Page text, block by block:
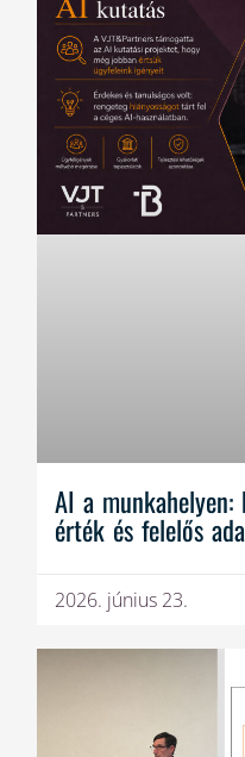
AI a
érték és felelős
2026. június 23.